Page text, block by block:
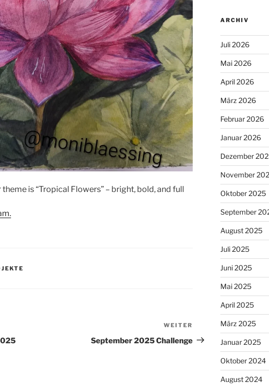
is “Tropical Flowers” – bright, bold, and full
Nächster
Beitrag
WEITER
September 2025 Challenge
ARCHIV
Juli 2026
Mai 2026
April 2026
März 2026
Februar 2026
Januar 2026
Dezember
November
Oktober 2025
September
August 2025
Juli 2025
Juni 2025
Mai 2025
April 2025
März 2025
Januar 2025
Oktober 2024
August 2024